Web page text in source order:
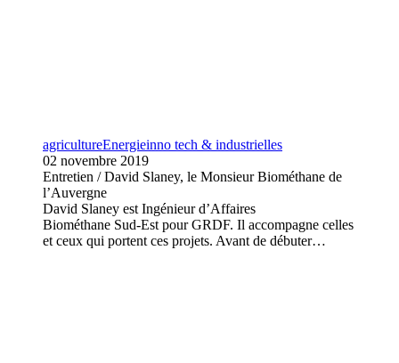
agricultureEnergieinno tech & industrielles
02 novembre 2019
Entretien / David Slaney, le Monsieur Biométhane de
l’Auvergne
David Slaney est Ingénieur d’Affaires
Biométhane Sud-Est pour GRDF. Il accompagne celles
et ceux qui portent ces projets. Avant de débuter…